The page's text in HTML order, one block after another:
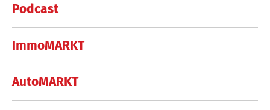
Podcast
ImmoMARKT
AutoMARKT